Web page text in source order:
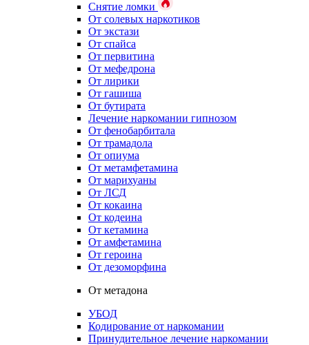
Снятие ломки
От солевых наркотиков
От экстази
От спайса
От первитина
От мефедрона
От лирики
От гашиша
От бутирата
Лечение наркомании гипнозом
От фенобарбитала
От трамадола
От опиума
От метамфетамина
От марихуаны
От ЛСД
От кокаина
От кодеина
От кетамина
От амфетамина
От героина
От дезоморфина
От метадона
УБОД
Кодирование от наркомании
Принудительное лечение наркомании